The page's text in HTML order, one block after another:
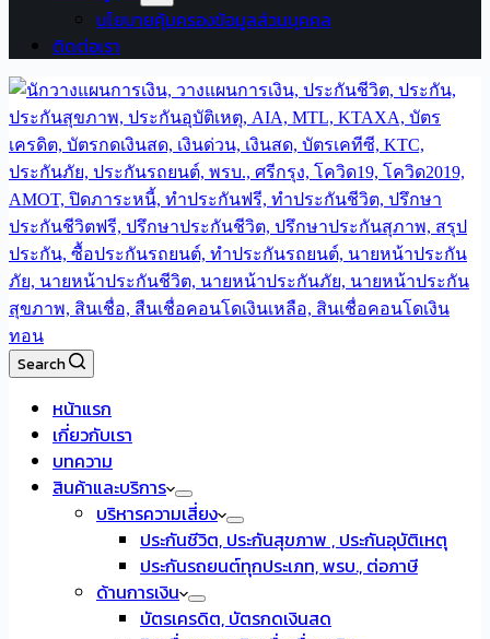
นโยบายคุ้มครองข้อมูลส่วนบุคคล
ติดต่อเรา
Search
หน้าแรก
เกี่ยวกับเรา
บทความ
สินค้าและบริการ
บริหารความเสี่ยง
ประกันชีวิต, ประกันสุขภาพ , ประกันอุบัติเหตุ
ประกันรถยนต์ทุกประเภท, พรบ., ต่อภาษี
ด้านการเงิน
บัตรเครดิต, บัตรกดเงินสด